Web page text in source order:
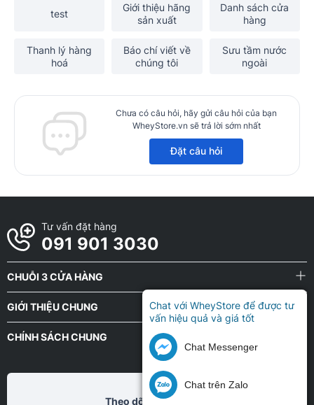
test
Giới thiệu hãng
sản xuất
Danh sách cửa
hàng
Thanh lý hàng
hoá
Báo chí viết về
chúng tôi
Sưu tầm nước
ngoài
Chưa có câu hỏi, hãy gửi câu hỏi của bạn
WheyStore.vn sẽ trả lời sớm nhất
Đặt câu hỏi
Tư vấn đặt hàng
091 901 3030
CHUỖI 3 CỬA HÀNG
GIỚI THIỆU CHUNG
CHÍNH SÁCH CHUNG
Theo dõi chũng tôi tại
Chat với WheyStore để được tư
vấn hiệu quả và giá tốt
Chat Messenger
Chat trên Zalo